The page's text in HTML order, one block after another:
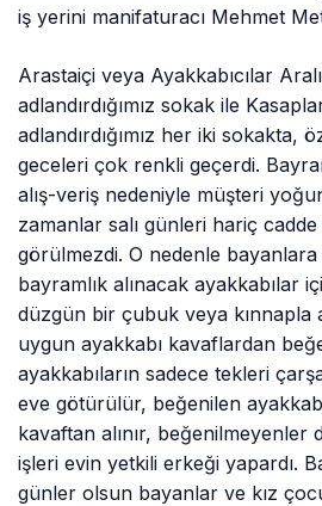
iş yerini manifaturacı Mehmet
Arastaiçi veya Ayakkabıcılar
adlandırdığımız sokak ile
adlandırdığımız her iki sokakta,
geceleri çok renkli geçerdi.
alış-veriş nedeniyle müşteri
zamanlar salı günleri hariç
görülmezdi. O nedenle bayanlara
bayramlık alınacak ayakkabılar
düzgün bir çubuk veya kınnapla
uygun ayakkabı kavaflardan
ayakkabıların sadece tekleri
eve götürülür, beğenilen
kavaftan alınır, beğenilmeyenler
işleri evin yetkili erkeği yapardı.
günler olsun bayanlar ve kız